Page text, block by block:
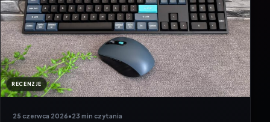
RECENZJE
25 czerwca 2026•23 min czytania